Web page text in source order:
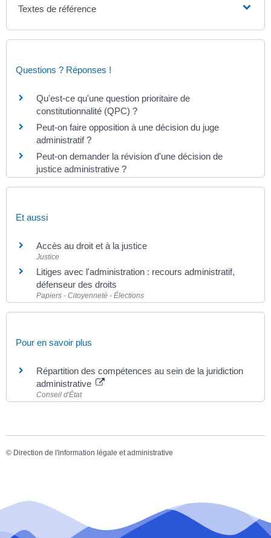
Textes de référence
Questions ? Réponses !
Qu'est-ce qu'une question prioritaire de
constitutionnalité (QPC) ?
Peut-on faire opposition à une décision du juge
administratif ?
Peut-on demander la révision d'une décision de
justice administrative ?
Et aussi
Accès au droit et à la justice
Justice
Litiges avec l'administration : recours administratif,
défenseur des droits
Papiers - Citoyenneté - Élections
Pour en savoir plus
Répartition des compétences au sein de la juridiction
administrative
Conseil d'État
© Direction de l'information légale et administrative